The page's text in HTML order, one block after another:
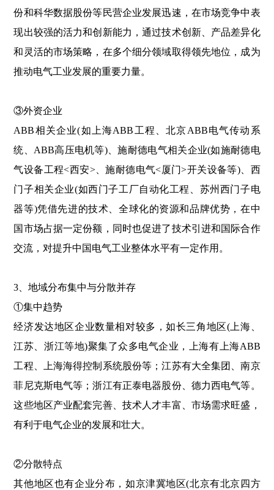
份和科华数据股份等民营企业发展迅速，在市场竞争中表
现出较强的活力和创新能力，通过技术创新、产品差异化
和灵活的市场策略，在多个细分领域取得领先地位，成为
推动电气工业发展的重要力量。
③外资企业
ABB相关企业(如上海ABB工程、北京ABB电气传动系
统、ABB高压电机等)、施耐德电气相关企业(如施耐德电
气设备工程<西安>、施耐德电气<厦门>开关设备等)、西
门子相关企业(如西门子工厂自动化工程、苏州西门子电
器等)凭借先进的技术、全球化的资源和品牌优势，在中
国市场占据一定份额，同时也促进了技术引进和国际合作
交流，对提升中国电气工业整体水平有一定作用。
3、地域分布集中与分散并存
①集中趋势
经济发达地区企业数量相对较多，如长三角地区(上海、
江苏、浙江等地)聚集了众多电气企业，上海有上海ABB
工程、上海海得控制系统股份等；江苏有大全集团、南京
菲尼克斯电气等；浙江有正泰电器股份、德力西电气等。
这些地区产业配套完善、技术人才丰富、市场需求旺盛，
有利于电气企业的发展和壮大。
②分散特点
其他地区也有企业分布，如京津冀地区(北京有北京四方